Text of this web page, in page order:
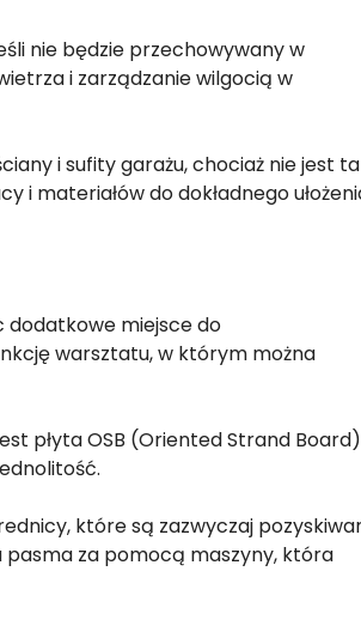
nie będzie przechowywany w
i zarządzanie wilgocią w
i sufity garażu, chociaż nie jest
i materiałów do dokładnego
dodatkowe miejsce do
warsztatu, w którym można
płyta OSB (Oriented Strand
które są zazwyczaj
pasma za pomocą maszyny, która